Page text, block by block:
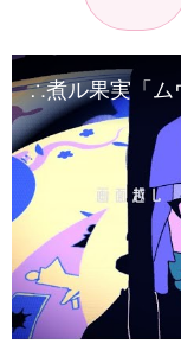
∴煮ル果実「ム